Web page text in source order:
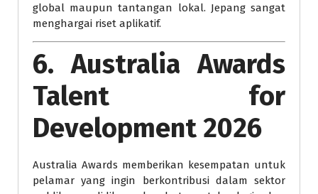
global maupun tantangan lokal. Jepang sangat
menghargai riset aplikatif.
6. Australia Awards
Talent for
Development 2026
Australia Awards memberikan kesempatan untuk
pelamar yang ingin berkontribusi dalam sektor